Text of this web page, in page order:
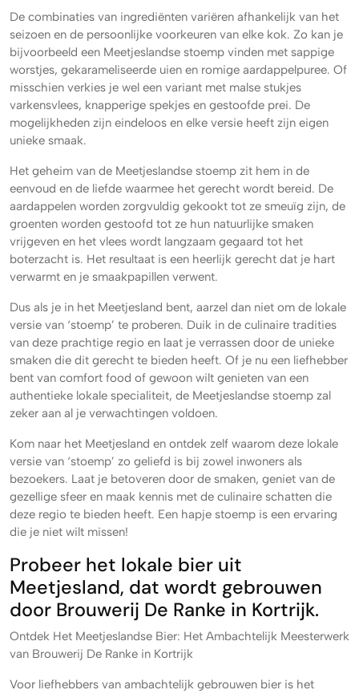
De combinaties van ingrediënten variëren afhankelijk van het
seizoen en de persoonlijke voorkeuren van elke kok. Zo kan je
bijvoorbeeld een Meetjeslandse stoemp vinden met sappige
worstjes, gekarameliseerde uien en romige aardappelpuree. Of
misschien verkies je wel een variant met malse stukjes
varkensvlees, knapperige spekjes en gestoofde prei. De
mogelijkheden zijn eindeloos en elke versie heeft zijn eigen
unieke smaak.
Het geheim van de Meetjeslandse stoemp zit hem in de
eenvoud en de liefde waarmee het gerecht wordt bereid. De
aardappelen worden zorgvuldig gekookt tot ze smeuïg zijn, de
groenten worden gestoofd tot ze hun natuurlijke smaken
vrijgeven en het vlees wordt langzaam gegaard tot het
boterzacht is. Het resultaat is een heerlijk gerecht dat je hart
verwarmt en je smaakpapillen verwent.
Dus als je in het Meetjesland bent, aarzel dan niet om de lokale
versie van ‘stoemp’ te proberen. Duik in de culinaire tradities
van deze prachtige regio en laat je verrassen door de unieke
smaken die dit gerecht te bieden heeft. Of je nu een liefhebber
bent van comfort food of gewoon wilt genieten van een
authentieke lokale specialiteit, de Meetjeslandse stoemp zal
zeker aan al je verwachtingen voldoen.
Kom naar het Meetjesland en ontdek zelf waarom deze lokale
versie van ‘stoemp’ zo geliefd is bij zowel inwoners als
bezoekers. Laat je betoveren door de smaken, geniet van de
gezellige sfeer en maak kennis met de culinaire schatten die
deze regio te bieden heeft. Een hapje stoemp is een ervaring
die je niet wilt missen!
Probeer het lokale bier uit
Meetjesland, dat wordt gebrouwen
door Brouwerij De Ranke in Kortrijk.
Ontdek Het Meetjeslandse Bier: Het Ambachtelijk Meesterwerk
van Brouwerij De Ranke in Kortrijk
Voor liefhebbers van ambachtelijk gebrouwen bier is het